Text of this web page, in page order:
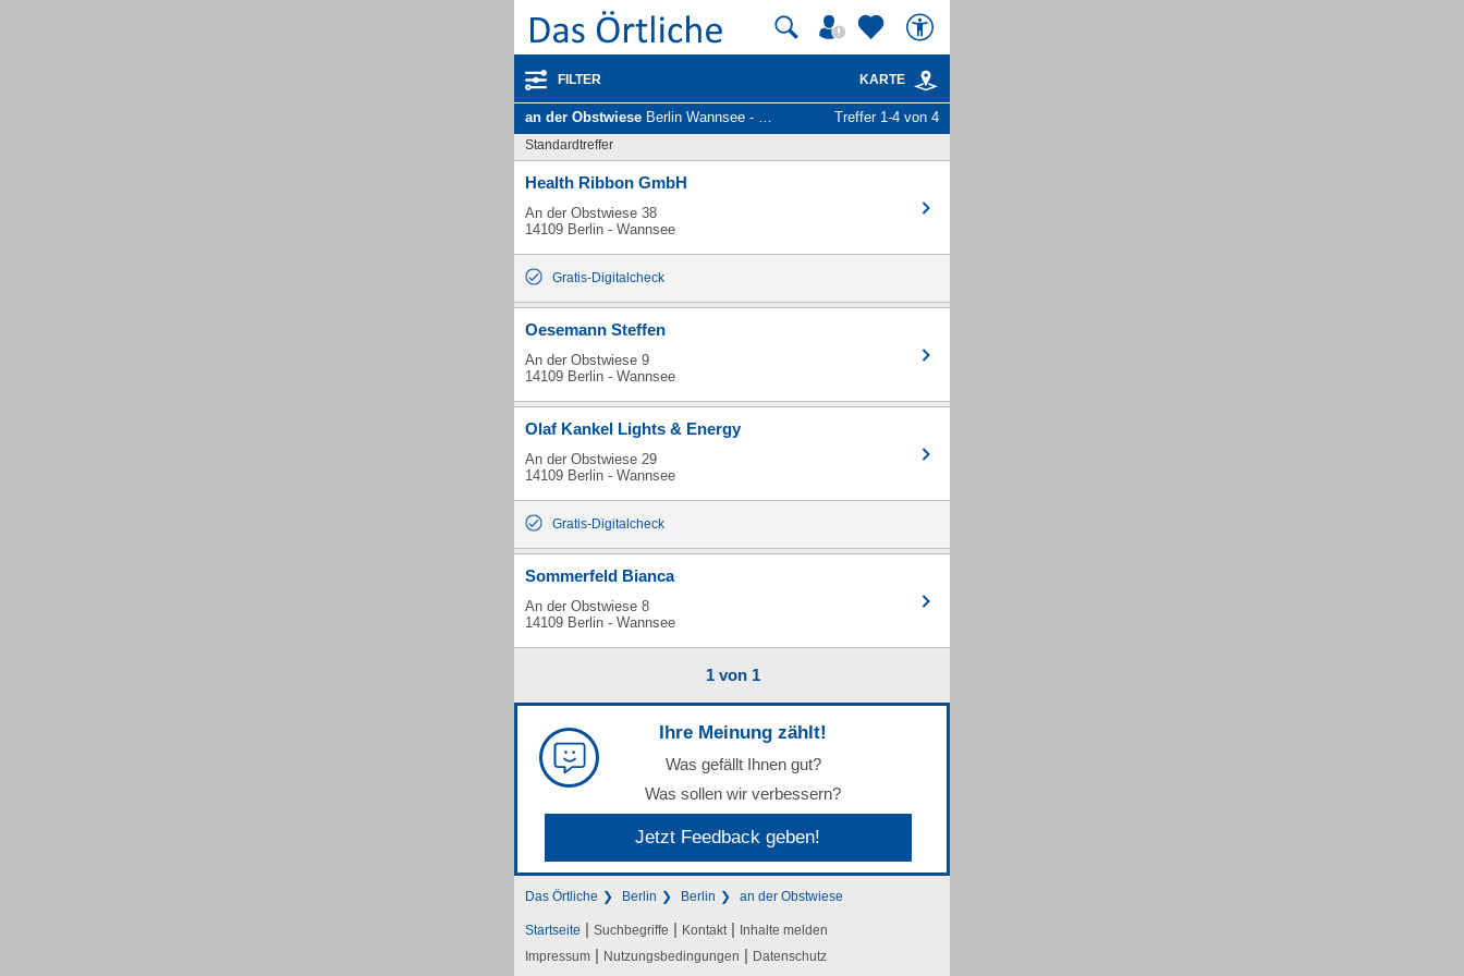
FILTER KARTE
an der Obstwiese Berlin Wannsee - Unternehmen und Personen Treffer 1-4 von 4
Standardtreffer
Health Ribbon GmbH
An der Obstwiese 38
14109 Berlin - Wannsee
Gratis-Digitalcheck
Oesemann Steffen
An der Obstwiese 9
14109 Berlin - Wannsee
Olaf Kankel Lights & Energy
An der Obstwiese 29
14109 Berlin - Wannsee
Gratis-Digitalcheck
Sommerfeld Bianca
An der Obstwiese 8
14109 Berlin - Wannsee
1 von 1
Ihre Meinung zählt!
Was gefällt Ihnen gut?
Was sollen wir verbessern?
Jetzt Feedback geben!
Das Örtliche Berlin Berlin an der Obstwiese
Startseite | Suchbegriffe | Kontakt | Inhalte melden
Impressum | Nutzungsbedingungen | Datenschutz